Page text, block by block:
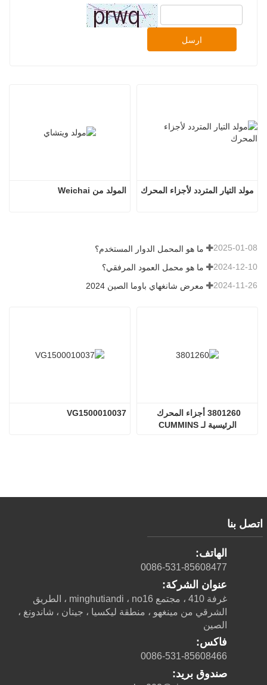
ارسل
المولد من Weichai مولد التيار المتردد لأجزاء المحرك
ما هو المحمل الدوار المستخدم؟ 2025-01-08
ما هو محمل العمود المرفقي؟ 2024-12-10
معرض شانغهاي باوما الصين 2024 2024-11-26
VG1500010037
الرئيسية لـ CUMMINS
اتصل بنا
الهاتف:
0086-531-85608477
عنوان الشركة:
غرفة 410 ، مجتمع minghutiandi ، no16 ، الطريق
الشرقي من مينغهو ، منطقة ليكسيا ، جينان ، شاندونغ ،
الصين
فاكس:
0086-531-85608466
صندوق بريد: